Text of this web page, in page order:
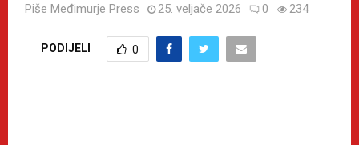
Piše Međimurje Press 25. veljače 2026 0 234
PODIJELI 0